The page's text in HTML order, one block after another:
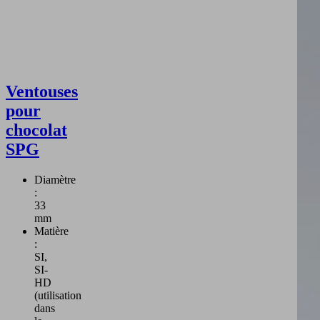
Ventouses
pour
chocolat
SPG
Diamètre
:
33
mm
Matière
:
SI,
SI-
HD
(utilisation
dans